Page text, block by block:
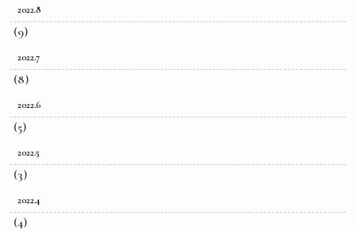
2022.8
(9)
2022.7
(8)
2022.6
(5)
2022.5
(3)
2022.4
(4)